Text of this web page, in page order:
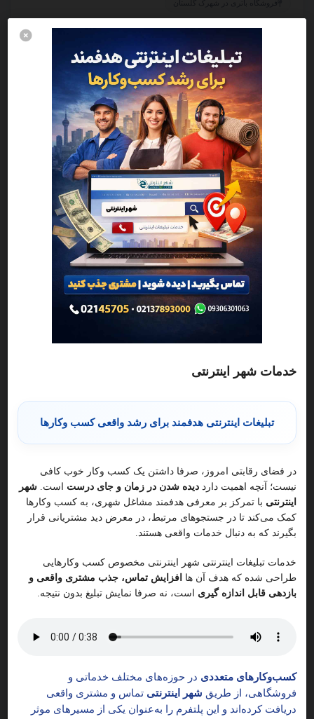
فوق تخصص بیماری های روماتیسمی دکتر
روماتولوژی و بورد داخلی. تشخیص و درمان بیماری‌های روماتیسمی،
5
ایران، استان تهران، تهران، فرشچی، منطقه ۱ شهر تهران، زعفرا
تماس بیشتر
خدمات شهر اینترنتی
تبلیغات اینترنتی هدفمند برای رشد واقعی کسب وکارها
در فضای رقابتی امروز، صرفا داشتن یک کسب وکار خوب کافی
نیست؛ آنچه اهمیت دارددیده شدن در زمان و جای درست است.شهر
اینترنتی با تمرکز بر معرفی هدفمند مشاغل شهری، به کسب وکارها
کمک می‌کند تا در جستجوهای مرتبط، در معرض دید مشتریانی قرار
بگیرند که به دنبال خدمات واقعی هستند.
خدمات تبلیغات اینترنتی شهر اینترنتی مخصوص کسب وکارهایی
طراحی شده که هدف آن ها افزایش تماس، جذب مشتری واقعی و
بازدهی قابل اندازه گیری است، نه صرفا نمایش تبلیغ بدون نتیجه.
کسب‌وکارهای متعددی در حوزه‌های مختلف خدماتی و
فروشگاهی، از طریق شهر اینترنتی تماس و مشتری واقعی
دریافت کرده‌اند و این پلتفرم را به‌عنوان یکی از مسیرهای موثر